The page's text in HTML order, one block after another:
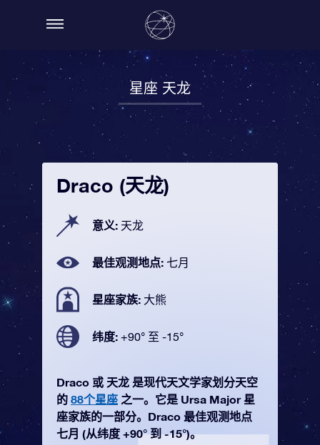
星座 天龙
Draco (天龙)
意义: 天龙
最佳观测地点: 七月
星座家族: 大熊
纬度: +90° 至 -15°
Draco 或 天龙 是现代天文学家划分天空
的 88个星座 之一。它是 Ursa Major 星
座家族的一部分。Draco 最佳观测地点
七月 (从纬度 +90° 到 -15°)。